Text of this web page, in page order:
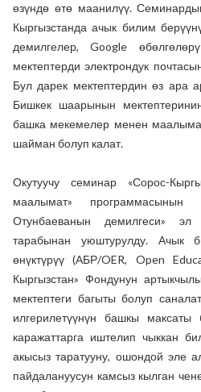
өзүндө өтө маанилүү.
Кыргызстанда ачык билим
демилгелер, Google
мектептерди электрондук
Бул дарек мектептердин өз ара
Бишкек шаарынын
башка мекемелер менен
шайман болуп калат.
Окутуучу семинар «Сорос-
маалымат»
Отунбаеванын демилгеси»
тарабынан уюштурулду. Ачык
өнүктүрүү (АБР/OER, Open
Кыргызстан» Фондунун
мектептеги багыты болуп
илгерилетүүнүн башкы
каражаттарга иштелип чыккан
акысыз таратууну, ошондой эле
пайдалануусун камсыз кылган